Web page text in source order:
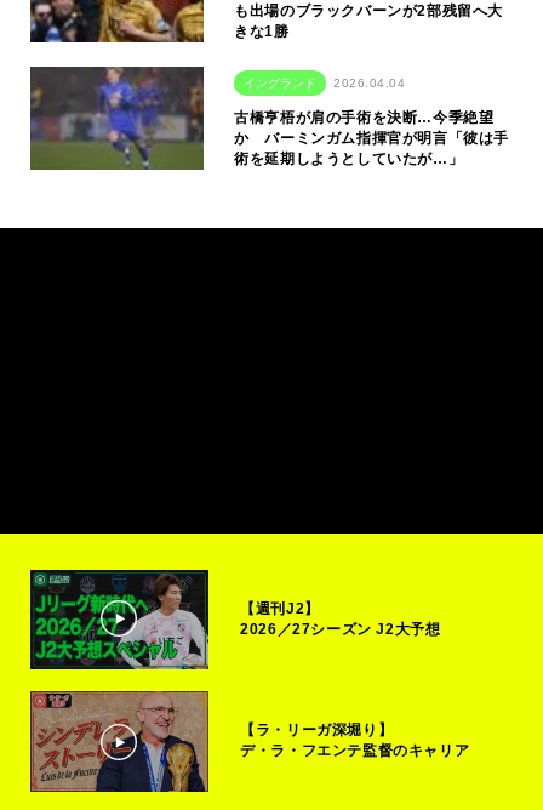
も出場のブラックバーンが2部残留へ大
きな1勝
イングランド 2026.04.04
古橋亨梧が肩の手術を決断…今季絶望
か バーミンガム指揮官が明言「彼は手
術を延期しようとしていたが…」
【週刊J2】
2026／27シーズン J2大予想
【ラ・リーガ深堀り】
デ・ラ・フエンテ監督のキャリア